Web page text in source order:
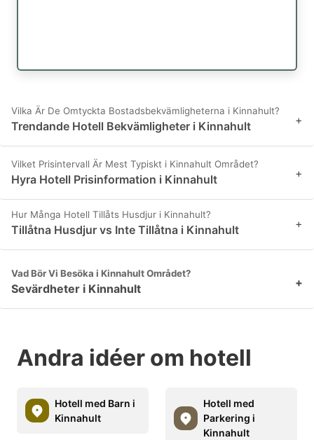
Vilka Är De Omtyckta Bostadsbekvämligheterna i Kinnahult?
Trendande Hotell Bekvämligheter i Kinnahult +
Vilket Prisintervall Är Mest Typiskt i Kinnahult Området?
Hyra Hotell Prisinformation i Kinnahult +
Hur Många Hotell Tillåts Husdjur i Kinnahult?
Tillåtna Husdjur vs Inte Tillåtna i Kinnahult +
Vad Bör Vi Besöka i Kinnahult Området?
Sevärdheter i Kinnahult +
Andra idéer om hotell
Hotell med Barn i
Kinnahult
Hotell med
Parkering i
Kinnahult